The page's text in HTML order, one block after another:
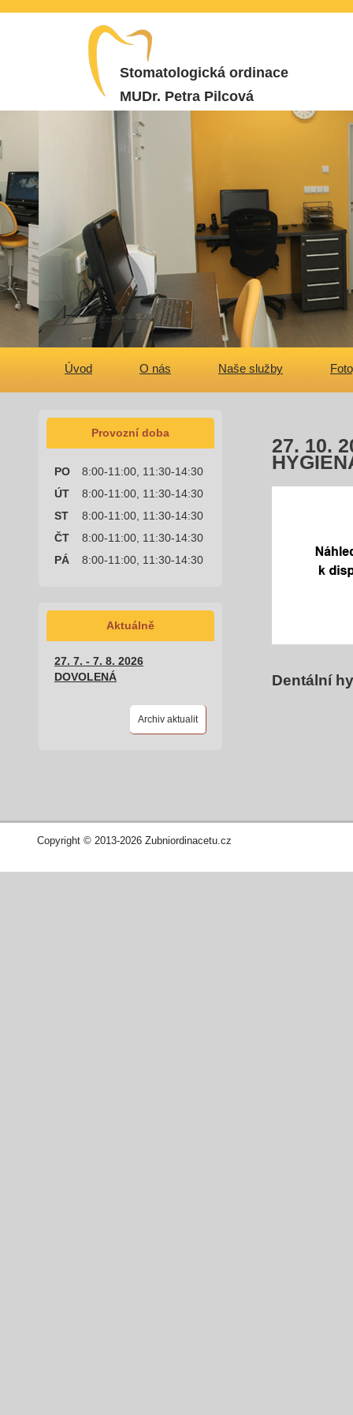
Stomatologická ordinace
MUDr. Petra Pilcová
Úvod O nás Naše služby
Provozní doba
PO
8:00-11:00, 11:30-14:30
ÚT
8:00-11:00, 11:30-14:30
ST
8:00-11:00, 11:30-14:30
ČT
8:00-11:00, 11:30-14:30
PÁ
8:00-11:00, 11:30-14:30
Aktuálně
27. 7. - 7. 8. 2026
DOVOLENÁ
Archiv aktualit
27. 10.
Dentální
Copyright © 2013-2026 Zubniordinacetu.cz